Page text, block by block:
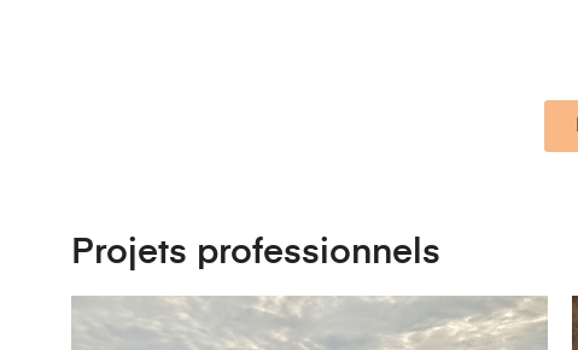
Projets professionnels